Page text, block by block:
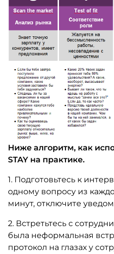
Ниже алгоритм, как
STAY на практике.
1. Подготовьтесь к
одному вопросу из
минут, отключите
2. Встретьтесь с
была неформальная
протокол на глазах у